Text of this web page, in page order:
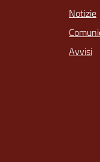
Notizie
Avvisi